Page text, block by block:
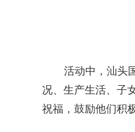
活动中，汕头
况、生产生活、子
祝福，鼓励他们积